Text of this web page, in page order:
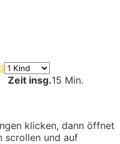
Zeit insg.15 Min.
klicken, dann öffnet
scrollen und auf